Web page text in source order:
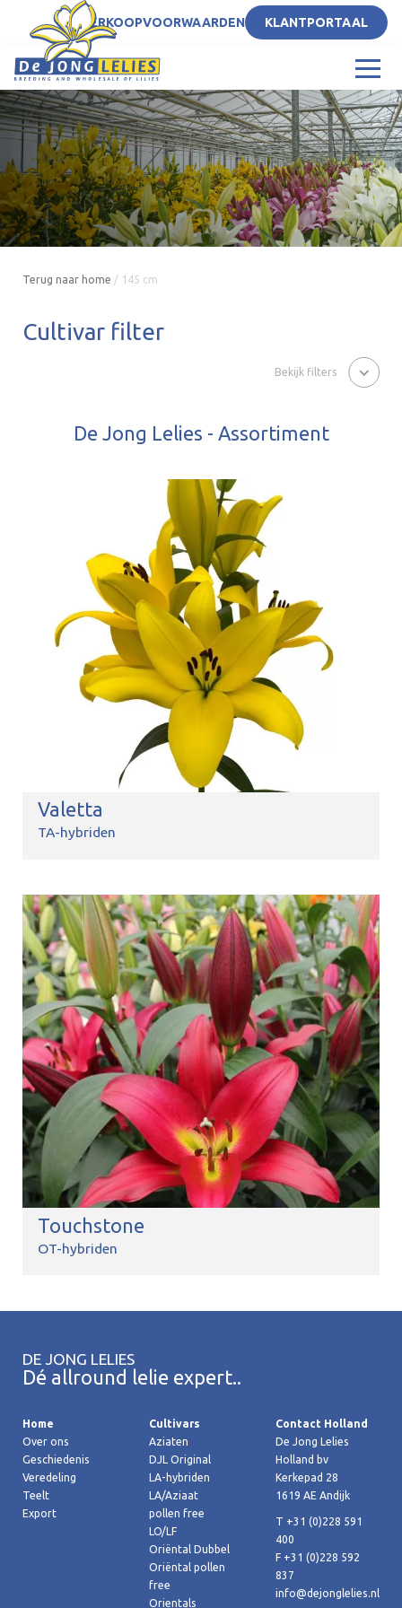
NLVERKOOPVOORWAARDEN KLANTPORTAAL
Terug naar home / 145 cm
Cultivar filter
Bekijk filters
De Jong Lelies - Assortiment
Valetta
TA-hybriden
Touchstone
OT-hybriden
DE JONG LELIES
Dé allround lelie expert..
Home
Over ons
Geschiedenis
Veredeling
Teelt
Export
Cultivars
Aziaten
DJL Original
LA-hybriden
LA/Aziaat
pollen free
LO/LF
Oriëntal Dubbel
Oriëntal pollen
free
Orientals
Contact Holland
De Jong Lelies
Holland bv
Kerkepad 28
1619 AE Andijk
T +31 (0)228 591
400
F +31 (0)228 592
837
info@dejonglelies.nl